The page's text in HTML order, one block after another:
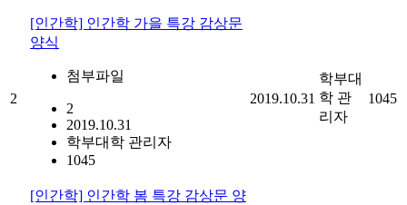
2
[인간학] 인간학 가을 특강 감상문
양식
첨부파일
2
2019.10.31
학부대학 관리자
1045
2019.10.31
학부대
학 관
리자
1045
[인간학] 인간학 봄 특강 감상문 양